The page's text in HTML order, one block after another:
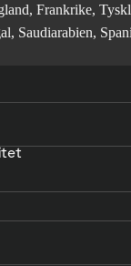
Frankrike,
Saudiarabien,